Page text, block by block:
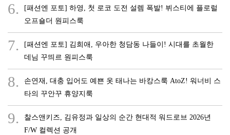
6.
[패션엔 포토] 하영, 첫 로코 도전 설렘 폭발! 뷔스티에 플로럴
오프숄더 원피스룩
7.
[패션엔 포토] 김희애, 우아한 청담동 나들이! 시대를 초월한
데님 꾸띄르 원피스룩
8.
손연재, 대충 입어도 예쁜 옷 태나는 바캉스룩 AtoZ! 워너비 스
타의 꾸안꾸 휴양지룩
9.
찰스앤키즈, 김유정과 일상의 순간 현대적 워드로브 2026년
F/W 컬렉션 공개